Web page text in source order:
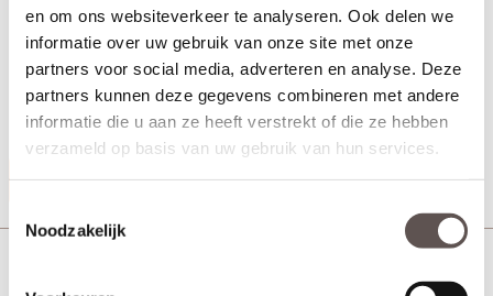
en om ons websiteverkeer te analyseren. Ook delen we
informatie over uw gebruik van onze site met onze
partners voor social media, adverteren en analyse. Deze
partners kunnen deze gegevens combineren met andere
informatie die u aan ze heeft verstrekt of die ze hebben
verzameld op basis van uw gebruik van hun services.
Noodzakelijk
Skantrae Cleves minimal zwart deurkruk bestaat uit:
+ Deurkruk zwart met veer(twee zijden)
+ Bevestigingsmateriaal bestaande uit schroeven, inbusbout en
inbussleutel
Productinformatie